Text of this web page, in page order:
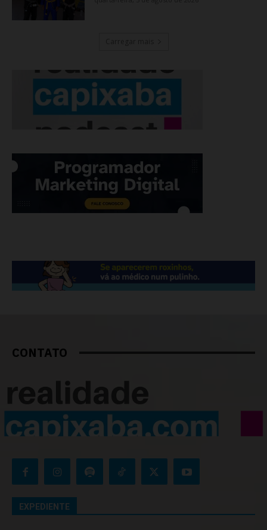
CONTATO
EXPEDIENTE